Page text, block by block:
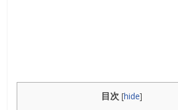
目次 [hide]